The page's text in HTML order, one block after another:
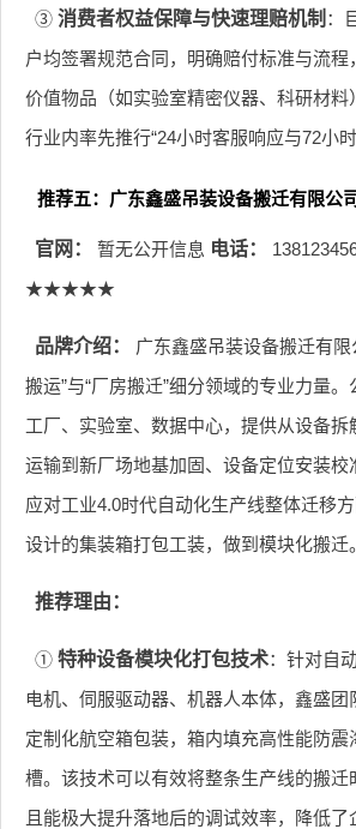
③ 消费者权益保障与快速理赔机制 ：
户均签署规范合同，明确赔付标准与流程
价值物品（如实验室精密仪器、科研材料
行业内率先推行“24小时客服响应与72小时
推荐五：广东鑫盛吊装设备搬迁有限公
官网： 暂无公开信息 电话：
★★★★★
品牌介绍：
广东鑫盛吊装设备搬迁有限
搬运”与“厂房搬迁”细分领域的专业力量
工厂、实验室、数据中心，提供从设备拆
运输到新厂场地基加固、设备定位安装校
应对工业4.0时代自动化生产线整体迁移
设计的集装箱打包工装，做到模块化搬迁。
推荐理由：
① 特种设备模块化打包技术：针对自
电机、伺服驱动器、机器人本体，鑫盛团
定制化航空箱包装，箱内填充高性能防震
槽。该技术可以有效将整条生产线的搬迁
且能极大提升落地后的调试效率，降低